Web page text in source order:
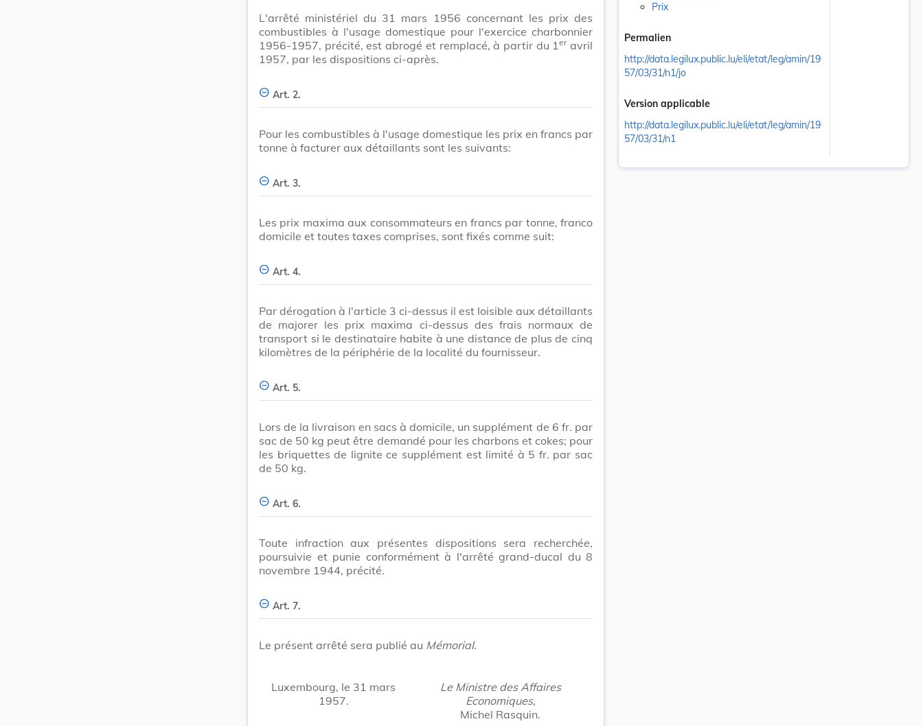
L'arrêté ministériel du 31 mars 1956 concernant les prix des
combustibles à l'usage domestique pour l'exercice charbonnier
1956-1957, précité, est abrogé et remplacé, à partir du 1eravril
1957, par les dispositions ci-après.
Art. 2.
Pour les combustibles à l'usage domestique les prix en francs par
tonne à facturer aux détaillants sont les suivants:
Art. 3.
Les prix maxima aux consommateurs en francs par tonne, franco
domicile et toutes taxes comprises, sont fixés comme suit:
Art. 4.
Par dérogation à l'article 3 ci-dessus il est loisible aux détaillants
de majorer les prix maxima ci-dessus des frais normaux de
transport si le destinataire habite à une distance de plus de cinq
kilomètres de la périphérie de la localité du fournisseur.
Art. 5.
Lors de la livraison en sacs à domicile, un supplément de 6 fr. par
sac de 50 kg peut être demandé pour les charbons et cokes; pour
les briquettes de lignite ce supplément est limité à 5 fr. par sac
de 50 kg.
Art. 6.
Toute infraction aux présentes dispositions sera recherchée,
poursuivie et punie conformément à l'arrêté grand-ducal du 8
novembre 1944, précité.
Art. 7.
Le présent arrêté sera publié au Mémorial.
Luxembourg, le 31 mars
1957.
Le Ministre des Affaires
Economiques,
Michel Rasquin.
Prix
Permalien
http://data.legilux.public.lu/eli/etat/leg/amin/19
57/03/31/n1/jo
Version applicable
http://data.legilux.public.lu/eli/etat/leg/amin/19
57/03/31/n1